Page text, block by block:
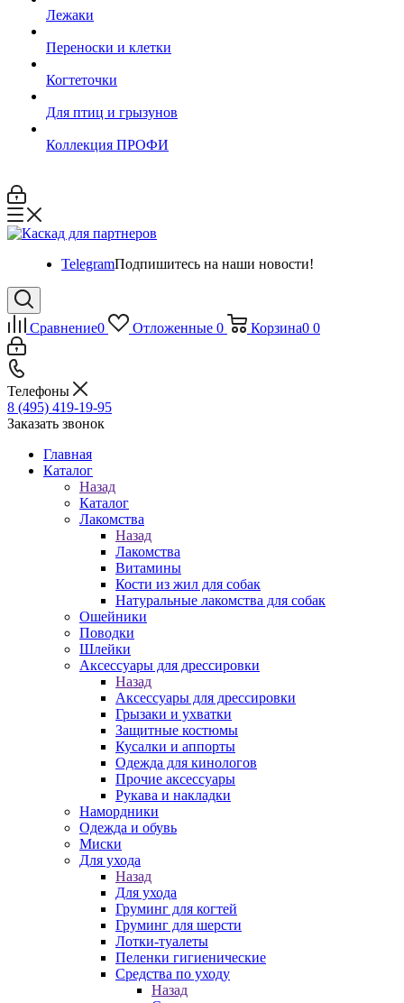
Лежаки
Переноски и клетки
Когтеточки
Для птиц и грызунов
Коллекция ПРОФИ
TelegramПодпишитесь на наши новости!
Сравнение0 Отложенные 0 Корзина0 0
Телефоны
8 (495) 419-19-95
Заказать звонок
Главная
Каталог
Назад
Каталог
Лакомства
Назад
Лакомства
Витамины
Кости из жил для собак
Натуральные лакомства для собак
Ошейники
Поводки
Шлейки
Аксессуары для дрессировки
Назад
Аксессуары для дрессировки
Грызаки и ухватки
Защитные костюмы
Кусалки и аппорты
Одежда для кинологов
Прочие аксессуары
Рукава и накладки
Намордники
Одежда и обувь
Миски
Для ухода
Назад
Для ухода
Груминг для когтей
Груминг для шерсти
Лотки-туалеты
Пеленки гигиенические
Средства по уходу
Назад